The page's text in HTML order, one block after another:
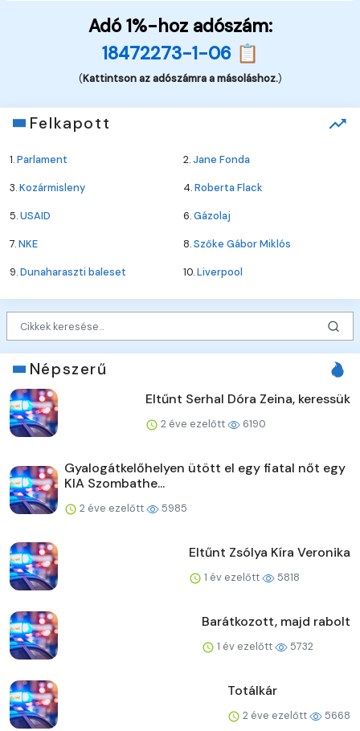
Adó 1%-hoz adószám:
18472273-1-06 📋
(Kattintson az adószámra a másoláshoz.)
Felkapott
1.Parlament 2.Jane Fonda
3.Kozármisleny 4.Roberta Flack
5.USAID 6.Gázolaj
7.NKE 8.Szőke Gábor Miklós
9.Dunaharaszti baleset 10.Liverpool
Népszerű
Eltűnt Serhal Dóra Zeina, keressük
2 éve ezelőtt 6190
Gyalogátkelőhelyen ütött el egy fiatal nőt egy
KIA Szombathe...
2 éve ezelőtt 5985
Eltűnt Zsólya Kíra Veronika
1 év ezelőtt 5818
Barátkozott, majd rabolt
1 év ezelőtt 5732
Totálkár
2 éve ezelőtt 5668